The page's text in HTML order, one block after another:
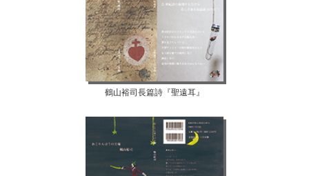
鶴山裕司長篇詩『聖遠耳』